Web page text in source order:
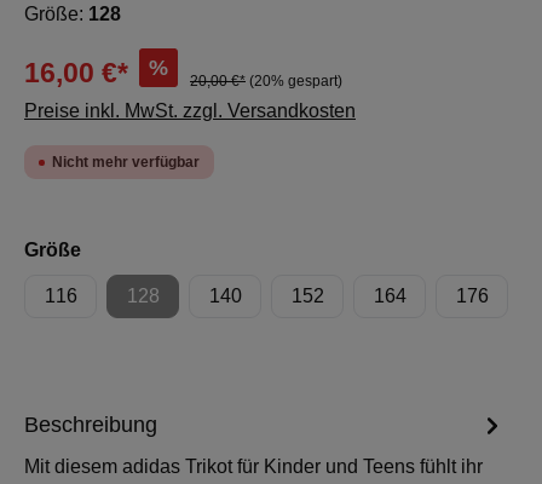
Größe: 128
16,00 €* %
20,00 €* (20% gespart)
Preise inkl. MwSt. zzgl. Versandkosten
Nicht mehr verfügbar
Größeauswählen
116 128
(Diese Option ist zurzeit nicht verfügbar.)
140 152 164 176
Beschreibung
Mit diesem adidas Trikot für Kinder und Teens fühlt ihr